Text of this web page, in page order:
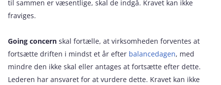
til sammen er væsentlige, skal de indgå. Kravet kan ikke
fraviges.
Going concern skal fortælle, at virksomheden forventes at
fortsætte driften i mindst et år efter balancedagen, med
mindre den ikke skal eller antages at fortsætte efter dette.
Lederen har ansvaret for at vurdere dette. Kravet kan ikke